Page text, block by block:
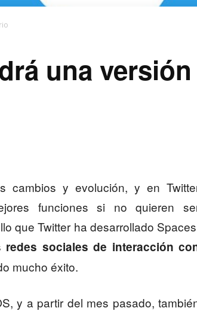
una
cambios y evolución, y en
funciones si no quieren
que Twitter ha desarrollado
redes sociales de interacción
mucho éxito.
y a partir del mes pasado,